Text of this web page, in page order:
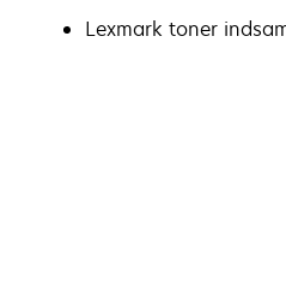
Lexmark toner